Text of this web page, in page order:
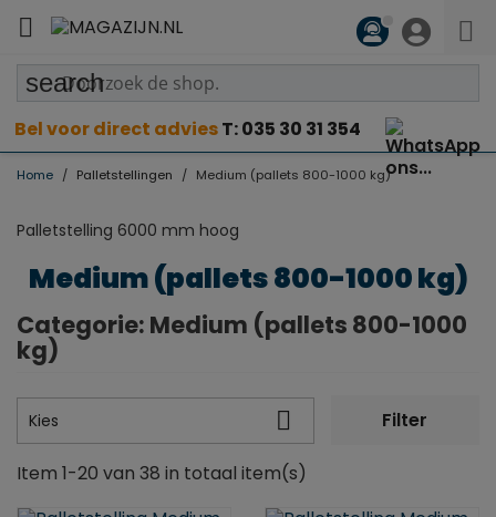

search
Bel voor direct adviesT: 035 30 31 354
Home Palletstellingen Medium (pallets 800-1000 kg)
Palletstelling 6000 mm hoog
Medium (pallets 800-1000 kg)
Categorie: Medium (pallets 800-1000
kg)
Kies  Filter
Item 1-20 van 38 in totaal item(s)